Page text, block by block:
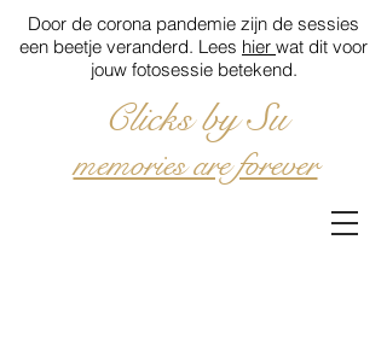
Clicks by Su
memories are forever
Door de corona pandemie zijn de sessies
een beetje veranderd. Lees hier wat dit voor
jouw fotosessie betekend.